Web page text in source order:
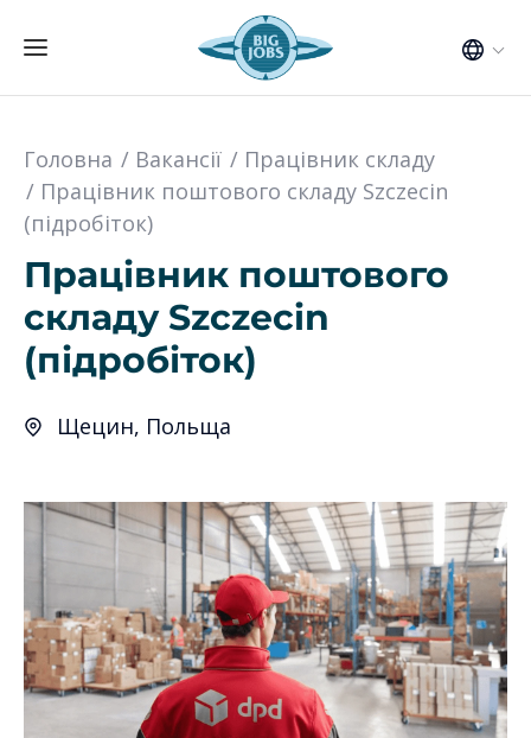
Головна Вакансії
Працівник складу
Працівник поштового складу Szczecin
(підробіток)
Працівник поштового
складу Szczecin
(підробіток)
Щецин, Польща